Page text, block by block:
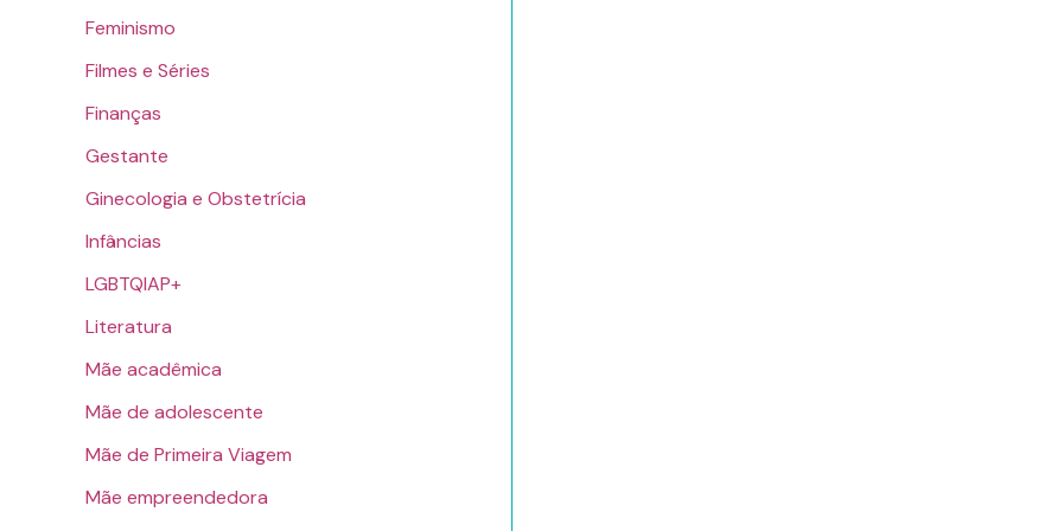
Feminismo
Filmes e Séries
Finanças
Gestante
Ginecologia e Obstetrícia
Infâncias
LGBTQIAP+
Literatura
Mãe acadêmica
Mãe de adolescente
Mãe de Primeira Viagem
Mãe empreendedora